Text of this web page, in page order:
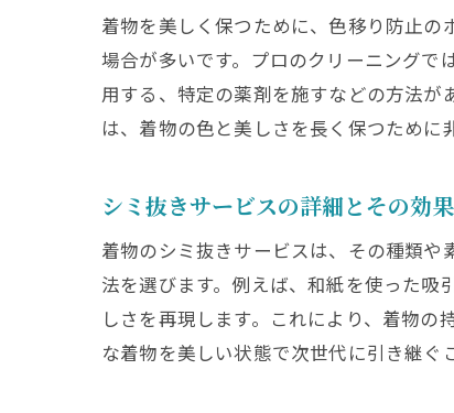
着物を美しく保つために、色移り防止
場合が多いです。プロのクリーニングで
用する、特定の薬剤を施すなどの方法
は、着物の色と美しさを長く保つために
シミ抜きサービスの詳細とその効果
着物のシミ抜きサービスは、その種類
法を選びます。例えば、和紙を使った
しさを再現します。これにより、着物
な着物を美しい状態で次世代に引き継ぐ